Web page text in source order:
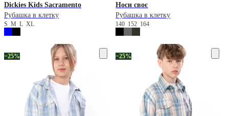
Dickies Kids Sacramento
Рубашка в клетку
S M L XL
Носи своє
Рубашка в клетку
140 152 164
−25% −25%